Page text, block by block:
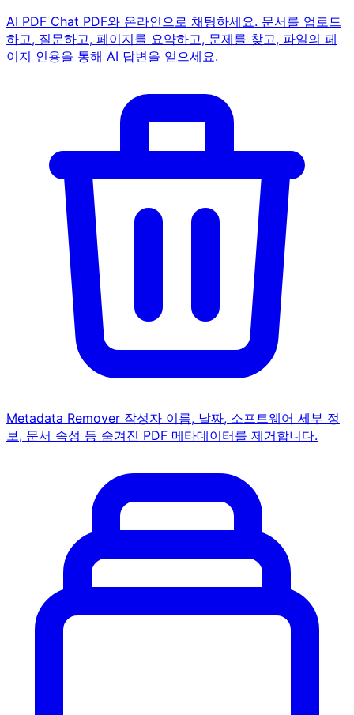
AI PDF Chat PDF와 온라인으로 채팅하세요. 문서를 업로드
하고, 질문하고, 페이지를 요약하고, 문제를 찾고, 파일의 페
이지 인용을 통해 AI 답변을 얻으세요.
Metadata Remover 작성자 이름, 날짜, 소프트웨어 세부 정
보, 문서 속성 등 숨겨진 PDF 메타데이터를 제거합니다.